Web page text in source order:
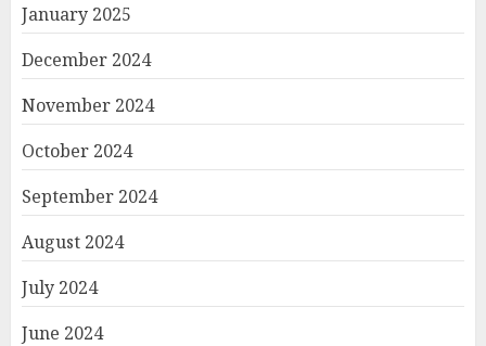
January 2025
December 2024
November 2024
October 2024
September 2024
August 2024
July 2024
June 2024